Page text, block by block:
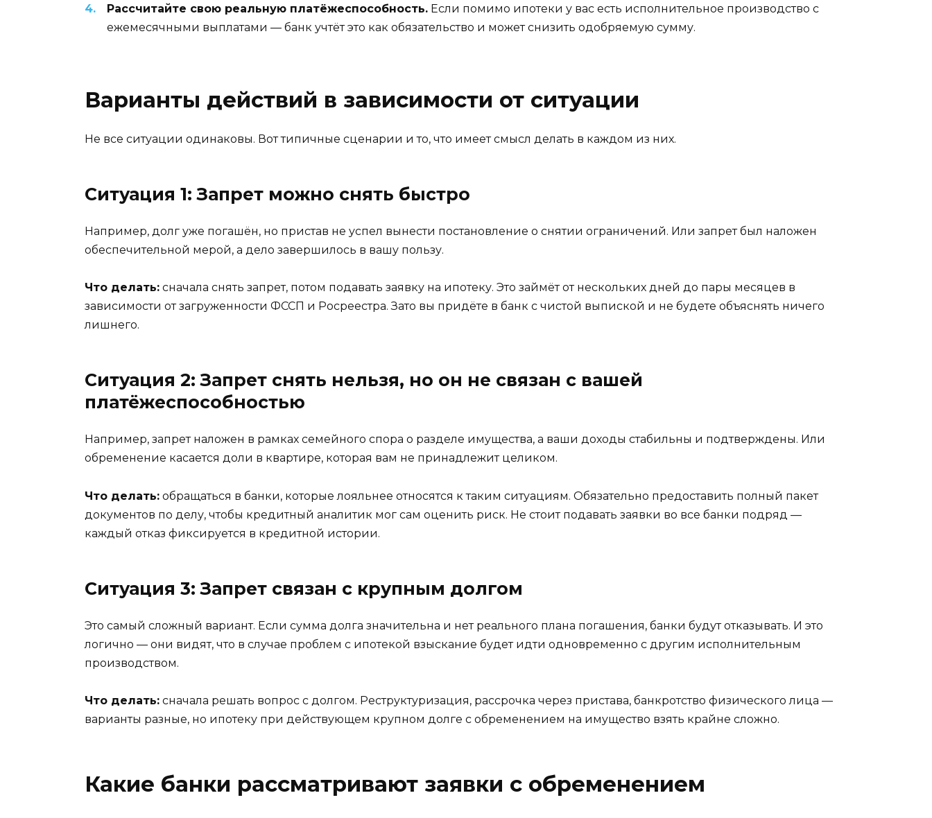
Рассчитайте свою реальную платёжеспособность. Если помимо ипотеки у вас есть исполнительное производство с
ежемесячными выплатами — банк учтёт это как обязательство и может снизить одобряемую сумму.
Варианты действий в зависимости от ситуации
Не все ситуации одинаковы. Вот типичные сценарии и то, что имеет смысл делать в каждом из них.
Ситуация 1: Запрет можно снять быстро
Например, долг уже погашён, но пристав не успел вынести постановление о снятии ограничений. Или запрет был наложен
обеспечительной мерой, а дело завершилось в вашу пользу.
Что делать: сначала снять запрет, потом подавать заявку на ипотеку. Это займёт от нескольких дней до пары месяцев в
зависимости от загруженности ФССП и Росреестра. Зато вы придёте в банк с чистой выпиской и не будете объяснять ничего
лишнего.
Ситуация 2: Запрет снять нельзя, но он не связан с вашей
платёжеспособностью
Например, запрет наложен в рамках семейного спора о разделе имущества, а ваши доходы стабильны и подтверждены. Или
обременение касается доли в квартире, которая вам не принадлежит целиком.
Что делать: обращаться в банки, которые лояльнее относятся к таким ситуациям. Обязательно предоставить полный пакет
документов по делу, чтобы кредитный аналитик мог сам оценить риск. Не стоит подавать заявки во все банки подряд —
каждый отказ фиксируется в кредитной истории.
Ситуация 3: Запрет связан с крупным долгом
Это самый сложный вариант. Если сумма долга значительна и нет реального плана погашения, банки будут отказывать. И это
логично — они видят, что в случае проблем с ипотекой взыскание будет идти одновременно с другим исполнительным
производством.
Что делать: сначала решать вопрос с долгом. Реструктуризация, рассрочка через пристава, банкротство физического лица —
варианты разные, но ипотеку при действующем крупном долге с обременением на имущество взять крайне сложно.
Какие банки рассматривают заявки с обременением